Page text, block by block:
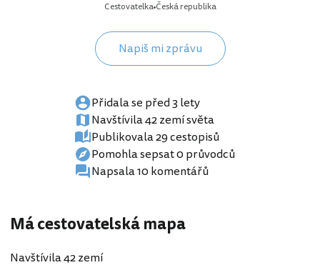
CestovatelkaČeská republika
Napiš mi zprávu
Přidala se před 3 lety
Navštívila 42 zemí světa
Publikovala 29 cestopisů
Pomohla sepsat 0 průvodců
Napsala 10 komentářů
Má cestovatelská mapa
Navštívila 42 zemí